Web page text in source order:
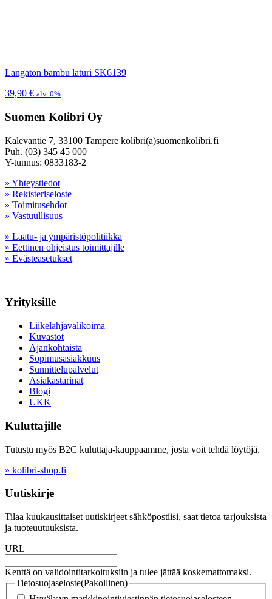
Langaton bambu laturi SK6139
39,90 € alv. 0%
Suomen Kolibri Oy
Kalevantie 7, 33100 Tampere kolibri(a)suomenkolibri.fi
Puh. (03) 345 45 000
Y-tunnus: 0833183-2
» Yhteystiedot
» Rekisteriseloste
» Toimitusehdot
» Vastuullisuus
» Laatu- ja ympäristöpolitiikka
» Eettinen ohjeistus toimittajille
» Evästeasetukset
Yrityksille
Liikelahjavalikoima
Kuvastot
Ajankohtaista
Sopimusasiakkuus
Sunnittelupalvelut
Asiakastarinat
Blogi
UKK
Kuluttajille
Tutustu myös B2C kuluttaja-kauppaamme, josta voit tehdä löytöjä.
» kolibri-shop.fi
Uutiskirje
Tilaa kuukausittaiset uutiskirjeet sähköpostiisi, saat tietoa tarjouksista
ja tuoteuutuuksista.
URL
Kenttä on validointitarkoituksiin ja tulee jättää koskemattomaksi.
Tietosuojaseloste(Pakollinen)